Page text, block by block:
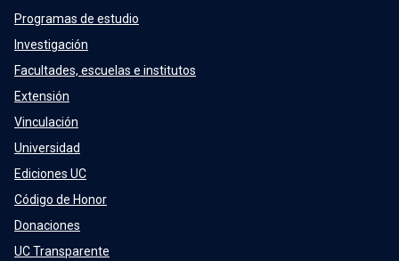
Programas de estudio
Investigación
Facultades, escuelas e institutos
Extensión
Vinculación
Universidad
Ediciones UC
Código de Honor
Donaciones
UC Transparente